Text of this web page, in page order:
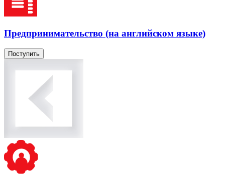
Предпринимательство (на английском языке)
Поступить